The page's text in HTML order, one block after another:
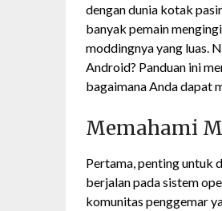
dengan dunia kotak
banyak pemain
moddingnya yang luas.
Android? Panduan ini
bagaimana Anda dapat
Memahami
Pertama, penting untuk
berjalan pada sistem
komunitas penggemar